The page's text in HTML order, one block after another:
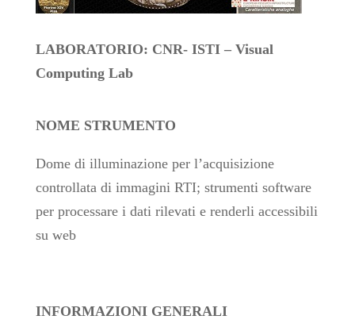
LABORATORIO: CNR- ISTI – Visual
Computing Lab
NOME STRUMENTO
Dome di illuminazione per l’acquisizione
controllata di immagini RTI; strumenti software
per processare i dati rilevati e renderli accessibili
su web
INFORMAZIONI GENERALI